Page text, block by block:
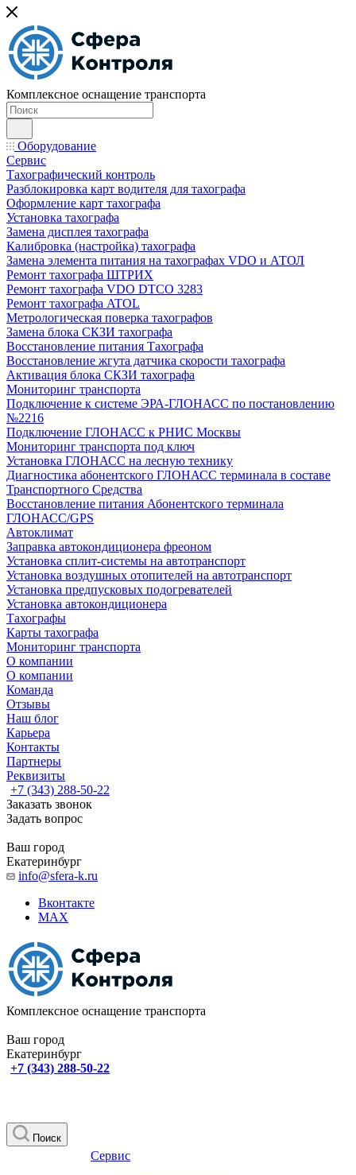
Комплексное оснащение транспорта
Оборудование
Сервис
Тахографический контроль
Разблокировка карт водителя для тахографа
Оформление карт тахографа
Установка тахографа
Замена дисплея тахографа
Калибровка (настройка) тахографа
Замена элемента питания на тахографах VDO и АТОЛ
Ремонт тахографа ШТРИХ
Ремонт тахографа VDO DTCO 3283
Ремонт тахографа ATOL
Метрологическая поверка тахографов
Замена блока СКЗИ тахографа
Восстановление питания Тахографа
Восстановление жгута датчика скорости тахографа
Активация блока СКЗИ тахографа
Мониторинг транспорта
Подключение к системе ЭРА-ГЛОНАСС по постановлению
№2216
Подключение ГЛОНАСС к РНИС Москвы
Мониторинг транспорта под ключ
Установка ГЛОНАСС на лесную технику
Диагностика абонентского ГЛОНАСС терминала в составе
Транспортного Средства
Восстановление питания Абонентского терминала
ГЛОНАСС/GPS
Автоклимат
Заправка автокондиционера фреоном
Установка сплит-системы на автотранспорт
Установка воздушных отопителей на автотранспорт
Установка предпусковых подогревателей
Установка автокондиционера
Тахографы
Карты тахографа
Мониторинг транспорта
О компании
О компании
Команда
Отзывы
Наш блог
Карьера
Контакты
Партнеры
Реквизиты
+7 (343) 288-50-22
Заказать звонок
Задать вопрос
Ваш город
Екатеринбург
info@sfera-k.ru
Вконтакте
MAX
Комплексное оснащение транспорта
Ваш город
Екатеринбург
+7 (343) 288-50-22
Поиск
Сервис